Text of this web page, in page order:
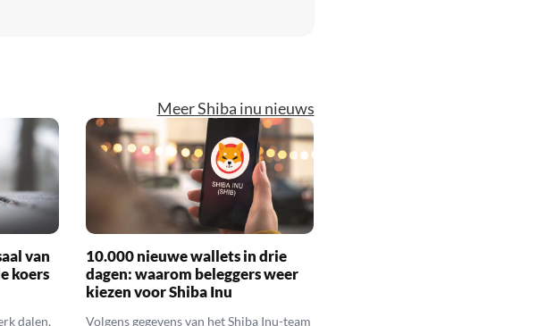
Meer Shiba inu nieuws
van
koers
dalen,
10.000 nieuwe wallets in drie
dagen: waarom beleggers weer
kiezen voor Shiba Inu
Volgens gegevens van het Shiba Inu-team